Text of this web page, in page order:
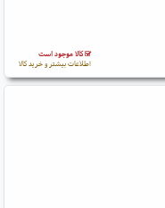
کالا موجود است
اطلاعات بیشتر و خرید کالا